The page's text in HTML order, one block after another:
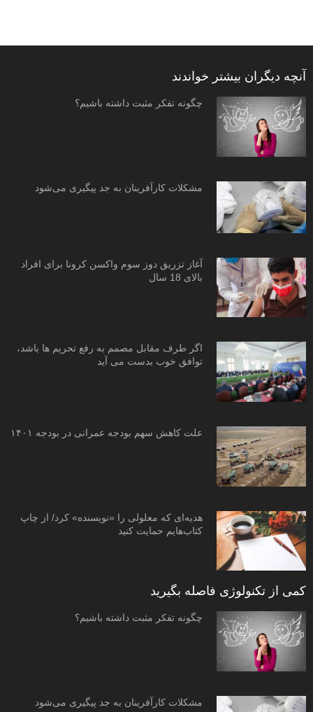
آنچه دیگران بیشتر خواندند
چگونه تفکر مثبت داشته باشیم؟
مشکلات کارآفرینان به جد پیگیری می‌شود
آغاز تزریق دوز سوم واکسن کرونا برای افراد
بالای 18 سال
اگر طرف مقابل مصمم به رفع تحریم ها باشد،
توافق خوب بدست می آید
علت کاهش سهم بودجه عمرانی در بودجه ۱۴۰۱
هدیه‌ای که معلولی را «نویسنده» کرد/ از چاپ
کتاب‌هایم حمایت کنید
کمی از تکنولوژی فاصله بگیرید
چگونه تفکر مثبت داشته باشیم؟
مشکلات کارآفرینان به جد پیگیری می‌شود